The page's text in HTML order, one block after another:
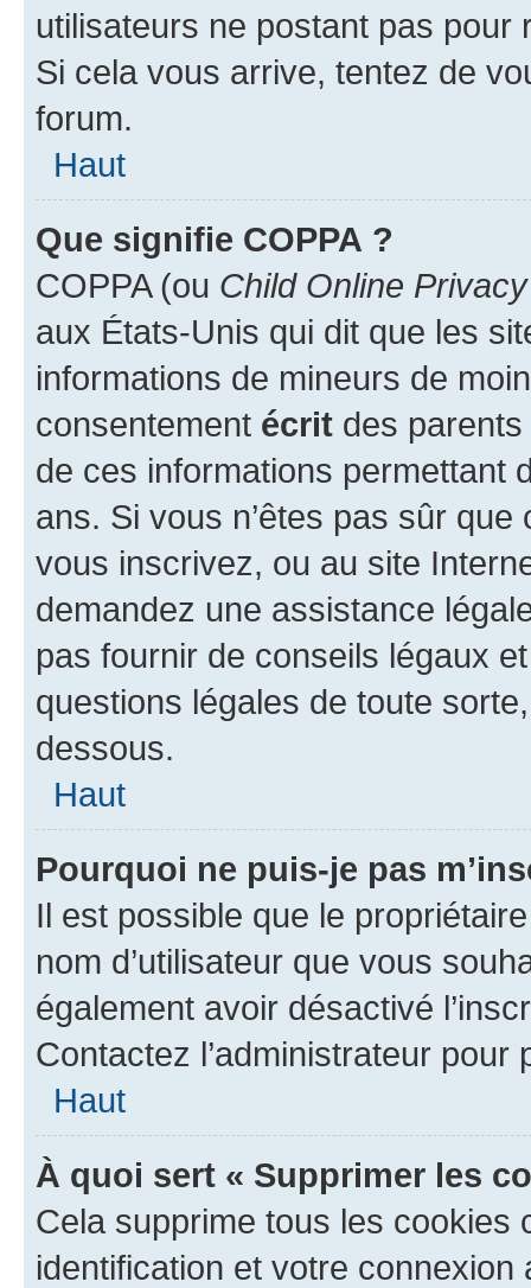
utilisateurs ne postant pas pour
Si cela vous arrive, tentez de
forum.
Haut
Que signifie COPPA ?
COPPA (ou Child Online
aux États-Unis qui dit que les
informations de mineurs de
consentement écrit des parents
de ces informations permettant
ans. Si vous n’êtes pas sûr
vous inscrivez, ou au site
demandez une assistance
pas fournir de conseils légaux
questions légales de toute
dessous.
Haut
Pourquoi ne puis-je pas
Il est possible que le
nom d’utilisateur que vous
également avoir désactivé
Contactez l’administrateur
Haut
À quoi sert « Supprimer les
Cela supprime tous les cookies
identification et votre